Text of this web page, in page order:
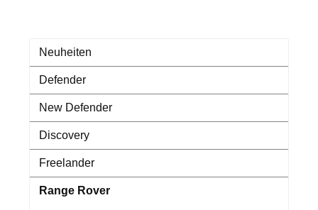
Neuheiten
Defender
New Defender
Discovery
Freelander
Range Rover